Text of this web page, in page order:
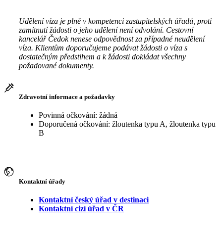
Udělení víza je plně v kompetenci zastupitelských úřadů, proti
zamítnutí žádosti o jeho udělení není odvolání. Cestovní
kancelář Čedok nenese odpovědnost za případné neudělení
víza. Klientům doporučujeme podávat žádosti o víza s
dostatečným předstihem a k žádosti dokládat všechny
požadované dokumenty.
Zdravotní informace a požadavky
Povinná očkování: žádná
Doporučená očkování: žloutenka typu A, žloutenka typu
B
Kontaktní úřady
Kontaktní český úřad v destinaci
Kontaktní cizí úřad v ČR